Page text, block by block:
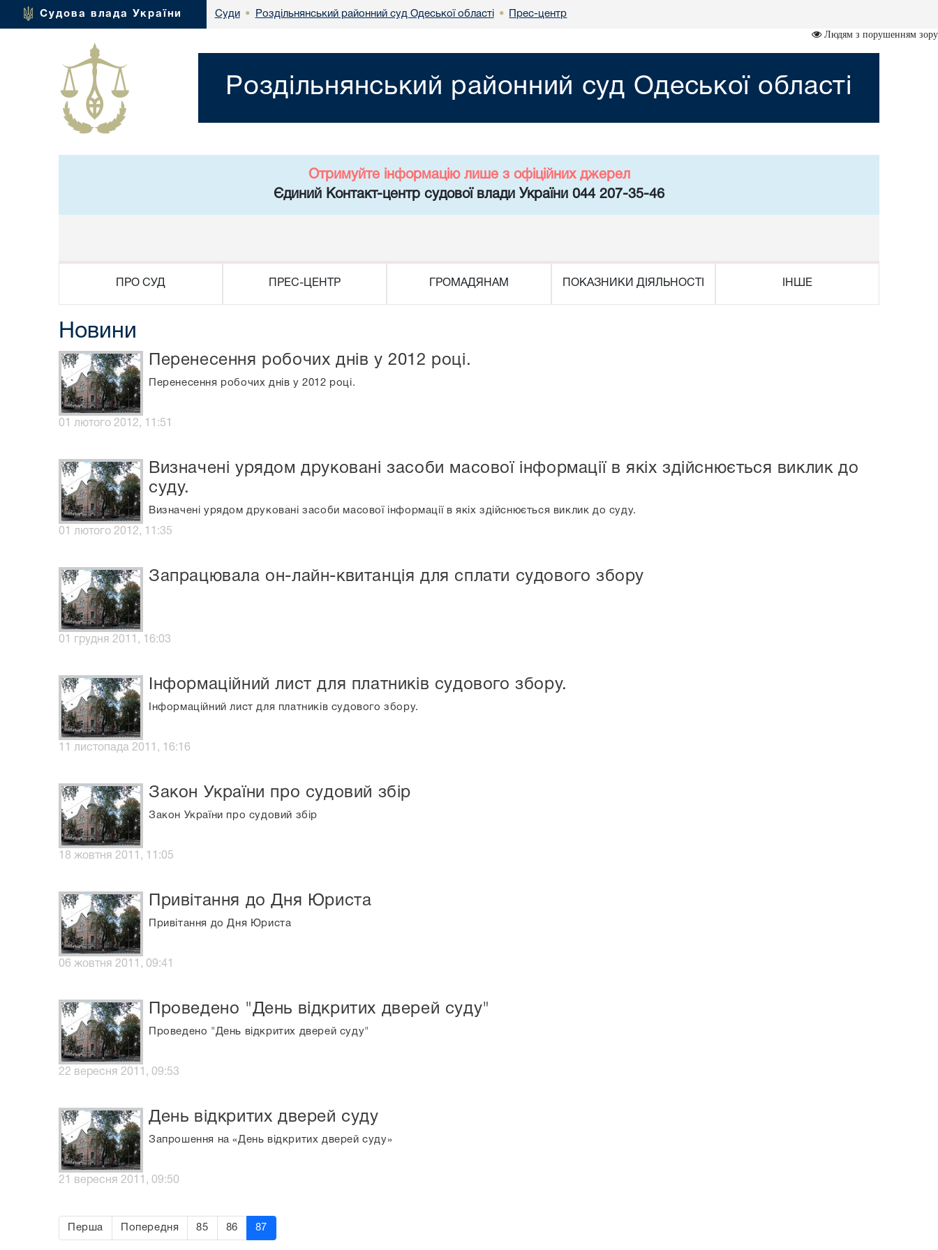
Судова влада України Суди • Роздільнянський районний суд Одеської області • Прес-центр
Людям з порушенням зору
Роздільнянський районний суд Одеської області
Отримуйте інформацію лише з офіційних джерел
Єдиний Контакт-центр судової влади України 044 207-35-46
ПРО СУД ПРЕС-ЦЕНТР ГРОМАДЯНАМ ПОКАЗНИКИ ДІЯЛЬНОСТІ ІНШЕ
Новини
Перенесення робочих днів у 2012 році.
Перенесення робочих днів у 2012 році.
01 лютого 2012, 11:51
Визначені урядом друковані засоби масової інформації в якіх здійснюється виклик до
суду.
Визначені урядом друковані засоби масової інформації в якіх здійснюється виклик до суду.
01 лютого 2012, 11:35
Запрацювала он-лайн-квитанція для сплати судового збору
01 грудня 2011, 16:03
Інформаційний лист для платників судового збору.
Інформаційний лист для платників судового збору.
11 листопада 2011, 16:16
Закон України про судовий збір
Закон України про судовий збір
18 жовтня 2011, 11:05
Привітання до Дня Юриста
Привітання до Дня Юриста
06 жовтня 2011, 09:41
Проведено "День відкритих дверей суду"
Проведено "День відкритих дверей суду"
22 вересня 2011, 09:53
День відкритих дверей суду
Запрошення на «День відкритих дверей суду»
21 вересня 2011, 09:50
Перша Попередня 85 86 87